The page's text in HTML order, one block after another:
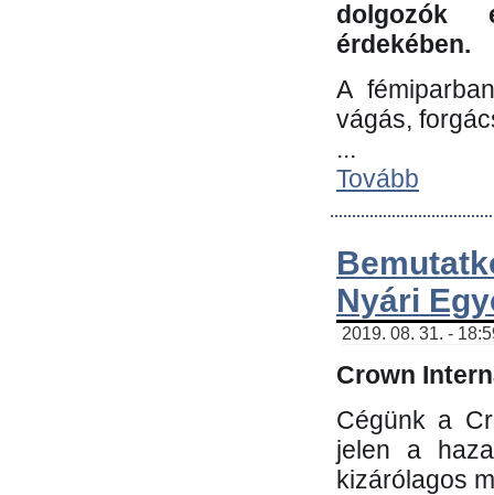
dolgozók
érdekében.
A
vágás,
...
Tovább
Nyári
2019. 08. 31. -
Crown
Cégünk a
jelen a
kizárólagos